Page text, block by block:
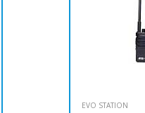
EVO STATION